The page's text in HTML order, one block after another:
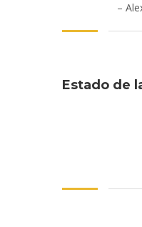
–
Estado de